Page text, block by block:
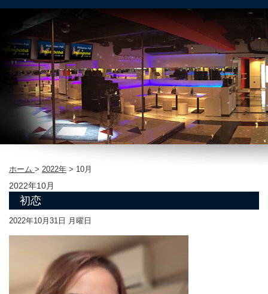
ホーム > 2022年 > 10月
2022年10月
初恋
2022年10月31日 月曜日